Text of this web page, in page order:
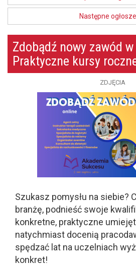
Następne
Zdobądź nowy zawód
Praktyczne kursy
ZDJĘCIA
Szukasz pomysłu na siebie?
branżę, podnieść swoje
konkretne, praktyczne
natychmiast docenią
spędzać lat na uczelniach
konkret!